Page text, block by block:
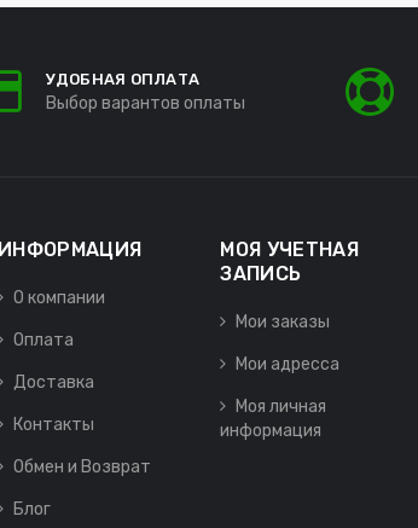
УДОБНАЯ ОПЛАТА
Выбор варантов оплаты
ИНФОРМАЦИЯ
О компании
Оплата
Доставка
Контакты
Обмен и Возврат
Блог
МОЯ УЧЕТНАЯ
ЗАПИСЬ
Мои заказы
Мои адресса
Моя личная
информация